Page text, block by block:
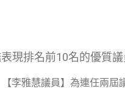
現排名前10名的優質
【李雅慧議員】為連任兩